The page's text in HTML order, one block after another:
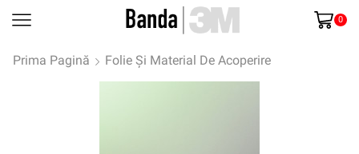
0
Prima Pagină Folie Și Material De Acoperire